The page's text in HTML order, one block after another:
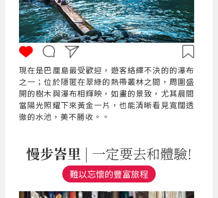
現在是巴厘島最受歡迎，遊客絡繹不決的的瀑布
之一；位於隱匿在翠綠的熱帶叢林之間，周圍盛
開的樹木與瀑布相輝映，如畫的景致，尤其晨間
當陽光照耀下來黃金一片，也能清晰看見寬闊透
徹的水池，美不勝收。。
慢步峇里 | 一定要去和體驗!
難以忘懷的豐富旅程